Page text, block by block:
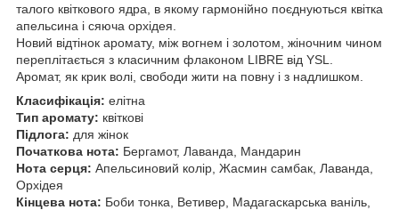
талого квіткового ядра, в якому гармонійно поєднуються квітка
апельсина і сяюча орхідея.
Новий відтінок аромату, між вогнем і золотом, жіночним чином
переплітається з класичним флаконом LIBRE від YSL.
Аромат, як крик волі, свободи жити на повну і з надлишком.
Класифікація: елітна
Тип аромату: квіткові
Підлога: для жінок
Початкова нота: Бергамот, Лаванда, Мандарин
Нота серця: Апельсиновий колір, Жасмин самбак, Лаванда,
Орхідея
Кінцева нота: Боби тонка, Ветивер, Мадагаскарська ваніль,